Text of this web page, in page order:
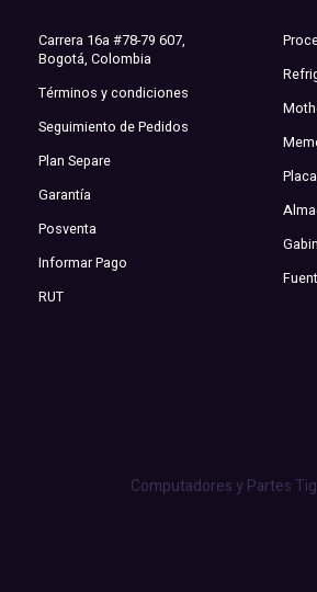
Carrera 16a #78-79 607,
Bogotá, Colombia
Términos y condiciones
Seguimiento de Pedidos
Plan Separe
Garantía
Posventa
Informar Pago
RUT
Computadores y Partes